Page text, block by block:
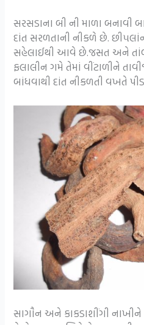
સરસડાના બી ની માળા બનાવી
દાંત સરળતાની નીકળે છે.
સહેલાઈથી આવે છે.જસત અને
ફલાલીન ગમે તેમાં વીંટાળીને
બાંધવાથી દાંત નીકળતી વખતે
સાગૌન અને કાકડાશીંગી